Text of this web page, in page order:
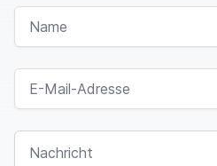
NAME
E-MAIL-ADRESSE
NACHRICHT